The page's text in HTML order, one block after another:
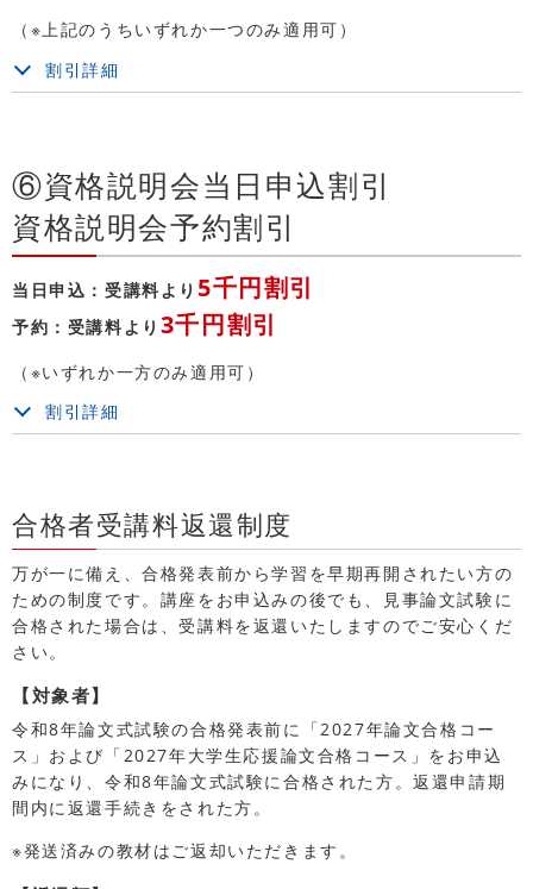
（※上記のうちいずれか一つのみ適用可）
割引詳細
⑥資格説明会当日申込割引
資格説明会予約割引
当日申込：受講料より 5千円割引
予約：受講料より 3千円割引
（※いずれか一方のみ適用可）
割引詳細
合格者受講料返還制度
万が一に備え、合格発表前から学習を早期再開されたい方の
ための制度です。講座をお申込みの後でも、見事論文試験に
合格された場合は、受講料を返還いたしますのでご安心くだ
さい。
【対象者】
令和8年論文式試験の合格発表前に「2027年論文合格コー
ス」および「2027年大学生応援論文合格コース」をお申込
みになり、令和8年論文式試験に合格された方。返還申請期
間内に返還手続きをされた方。
※発送済みの教材はご返却いただきます。